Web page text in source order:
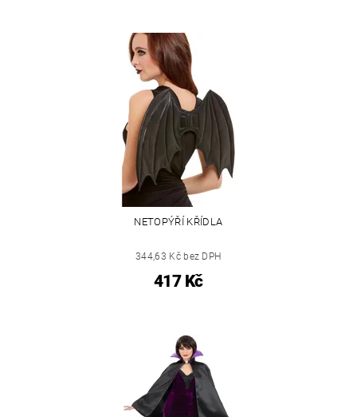
NETOPÝŘÍ KŘÍDLA
344,63 Kč bez DPH
417 Kč